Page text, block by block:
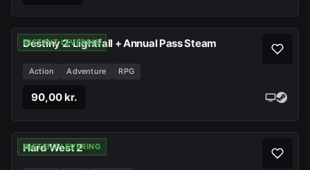
INSTANT LEVERING
Destiny 2: Lightfall + Annual Pass Steam
Action Adventure RPG
90,00 kr.
INSTANT LEVERING
Hard West 2